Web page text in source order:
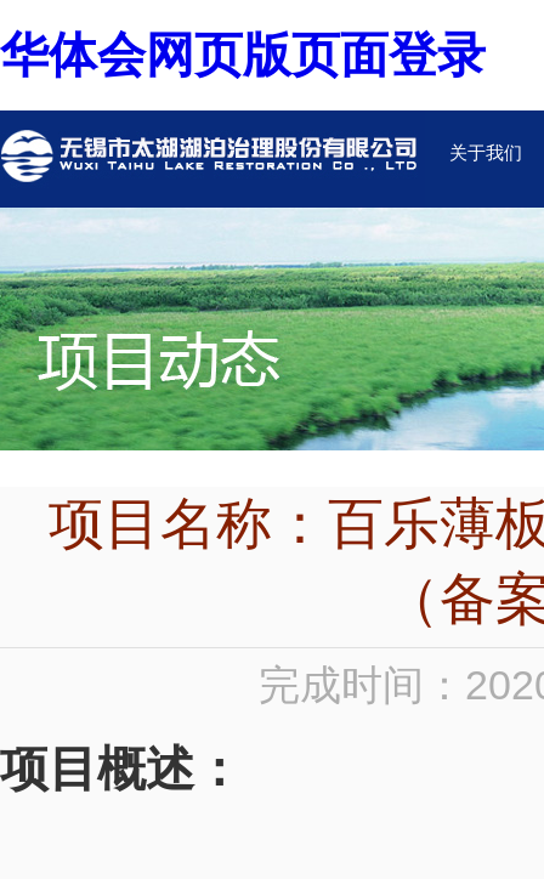
华体会网页版页面登录
关于我们
项目名称：百乐薄
（备
完成时间：
项目概述：